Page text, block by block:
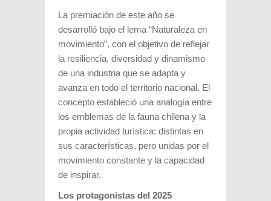
La premiación de este año se
desarrolló bajo el lema “Naturaleza en
movimiento”, con el objetivo de reflejar
la resiliencia, diversidad y dinamismo
de una industria que se adapta y
avanza en todo el territorio nacional. El
concepto estableció una analogía entre
los emblemas de la fauna chilena y la
propia actividad turística: distintas en
sus características, pero unidas por el
movimiento constante y la capacidad
de inspirar.
Los protagonistas del 2025